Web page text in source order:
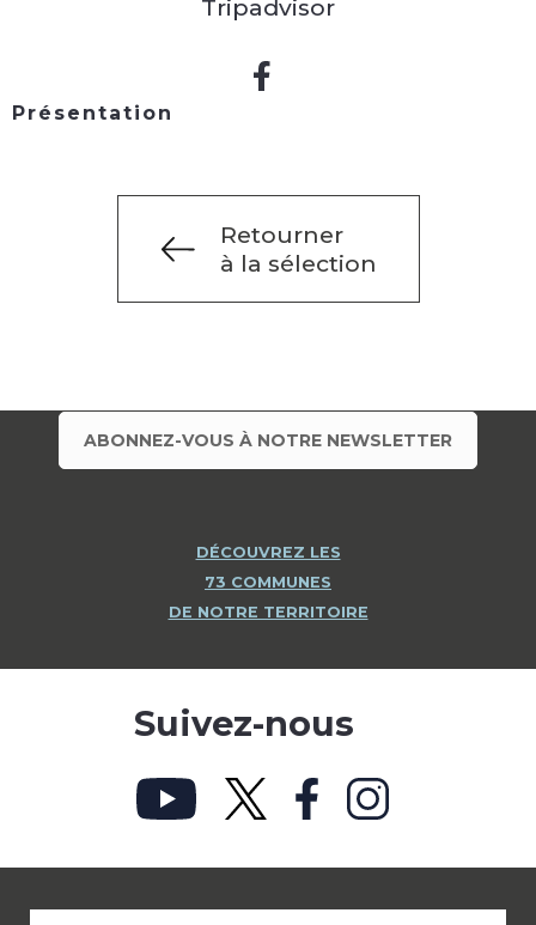
Tripadvisor
Présentation
Retourner
à la sélection
ABONNEZ-VOUS À NOTRE NEWSLETTER
DÉCOUVREZ LES
73 COMMUNES
DE NOTRE TERRITOIRE
Suivez-nous